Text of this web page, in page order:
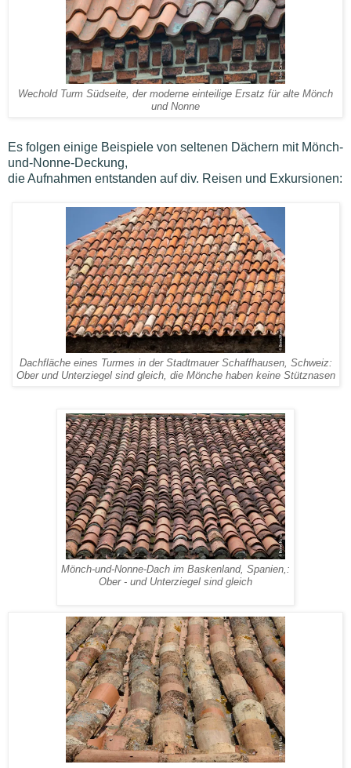
Wechold Turm Südseite, der moderne einteilige Ersatz für alte Mönch
und Nonne
Es folgen einige Beispiele von seltenen Dächern mit Mönch-
und-Nonne-Deckung,
die Aufnahmen entstanden auf div. Reisen und Exkursionen:
Dachfläche eines Turmes in der Stadtmauer Schaffhausen, Schweiz:
Ober und Unterziegel sind gleich, die Mönche haben keine Stütznasen
Mönch-und-Nonne-Dach im Baskenland, Spanien,:
Ober - und Unterziegel sind gleich